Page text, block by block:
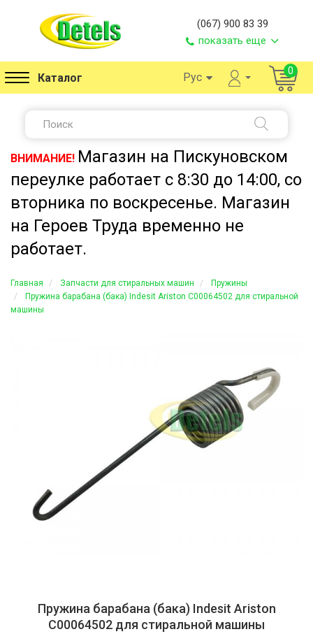
(067) 900 83 39
показать еще
Каталог Рус 0
ВНИМАНИЕ! Магазин на Пискуновском
переулке работает с 8:30 до 14:00, со
вторника по воскресенье. Магазин
на Героев Труда временно не
работает.
Главная Запчасти для стиральных машин
Пружины
Пружина барабана (бака) Indesit Ariston C00064502 для стиральной
машины
Пружина барабана (бака) Indesit Ariston
C00064502 для стиральной машины